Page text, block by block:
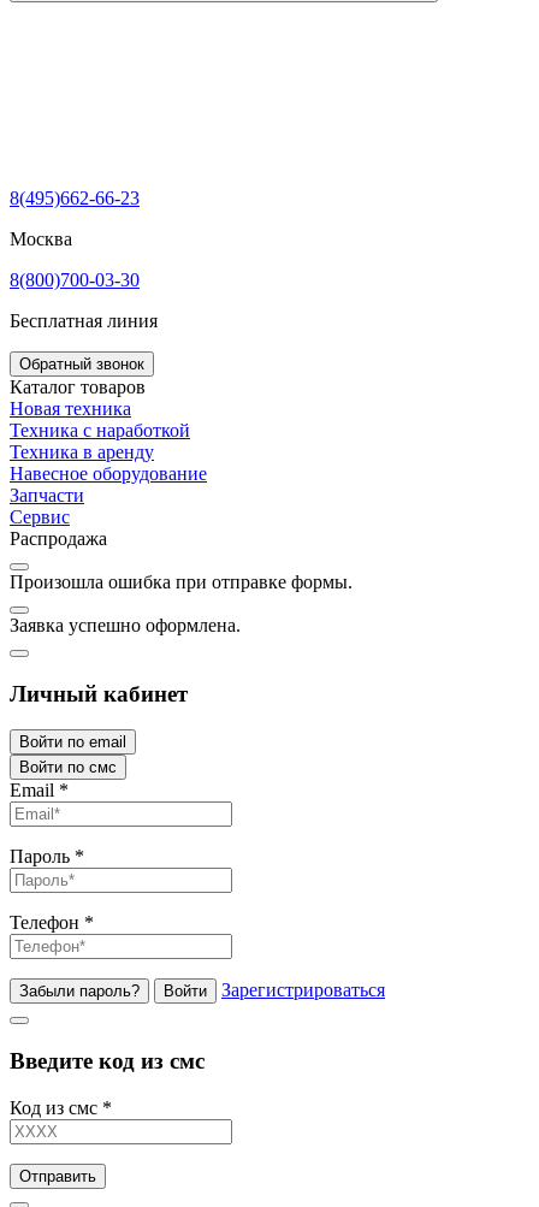
8(495)662-66-23
Москва
8(800)700-03-30
Бесплатная линия
Обратный звонок
Каталог товаров
Новая техника
Техника с наработкой
Техника в аренду
Навесное оборудование
Запчасти
Сервис
Распродажа
Произошла ошибка при отправке формы.
Заявка успешно оформлена.
Личный кабинет
Войти по email
Войти по смс
Email *
Пароль *
Телефон *
Забыли пароль? Войти Зарегистрироваться
Введите код из смс
Код из смс *
Отправить